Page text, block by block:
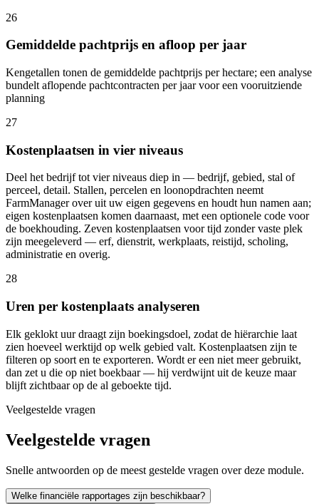
26
Gemiddelde pachtprijs en afloop per jaar
Kengetallen tonen de gemiddelde pachtprijs per hectare; een analyse
bundelt aflopende pachtcontracten per jaar voor een vooruitziende
planning
27
Kostenplaatsen in vier niveaus
Deel het bedrijf tot vier niveaus diep in — bedrijf, gebied, stal of
perceel, detail. Stallen, percelen en loonopdrachten neemt
FarmManager over uit uw eigen gegevens en houdt hun namen aan;
eigen kostenplaatsen komen daarnaast, met een optionele code voor
de boekhouding. Zeven kostenplaatsen voor tijd zonder vaste plek
zijn meegeleverd — erf, dienstrit, werkplaats, reistijd, scholing,
administratie en overig.
28
Uren per kostenplaats analyseren
Elk geklokt uur draagt zijn boekingsdoel, zodat de hiërarchie laat
zien hoeveel werktijd op welk gebied valt. Kostenplaatsen zijn te
filteren op soort en te exporteren. Wordt er een niet meer gebruikt,
dan zet u die op niet boekbaar — hij verdwijnt uit de keuze maar
blijft zichtbaar op de al geboekte tijd.
Veelgestelde vragen
Veelgestelde vragen
Snelle antwoorden op de meest gestelde vragen over deze module.
Welke financiële rapportages zijn beschikbaar?